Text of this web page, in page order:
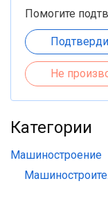
Помогите
Не
Категории
Машиностроение